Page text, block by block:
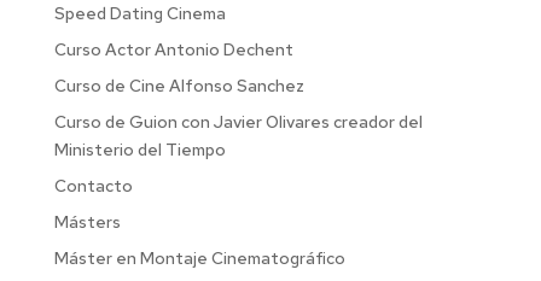
Speed Dating Cinema
Curso Actor Antonio Dechent
Curso de Cine Alfonso Sanchez
Curso de Guion con Javier Olivares creador del
Ministerio del Tiempo
Contacto
Másters
Máster en Montaje Cinematográfico